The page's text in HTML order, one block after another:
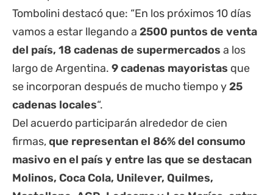
Tombolini destacó que: “En los próximos 10 días
vamos a estar llegando a 2500 puntos de venta
del país, 18 cadenas de supermercados a los
largo de Argentina. 9 cadenas mayoristas que
se incorporan después de mucho tiempo y25
cadenas locales“.
Del acuerdo participarán alrededor de cien
firmas,que representan el 86% del consumo
masivo en el país y entre las que se destacan
Molinos, Coca Cola, Unilever, Quilmes,